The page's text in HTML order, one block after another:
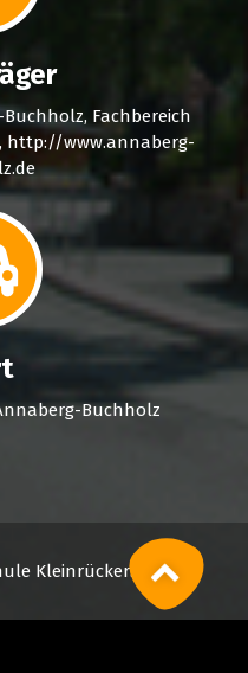
Fachbereich
http://www.annaberg-
Buchholz
Kleinrückerswalde